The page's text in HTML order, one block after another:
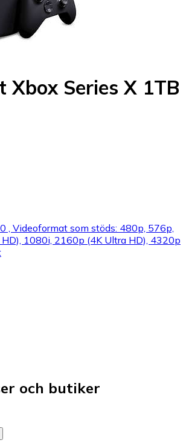
Xbox Series X 1TB
, Videoformat som stöds: 480p, 576p,
1080i, 2160p (4K Ultra HD), 4320p
och butiker